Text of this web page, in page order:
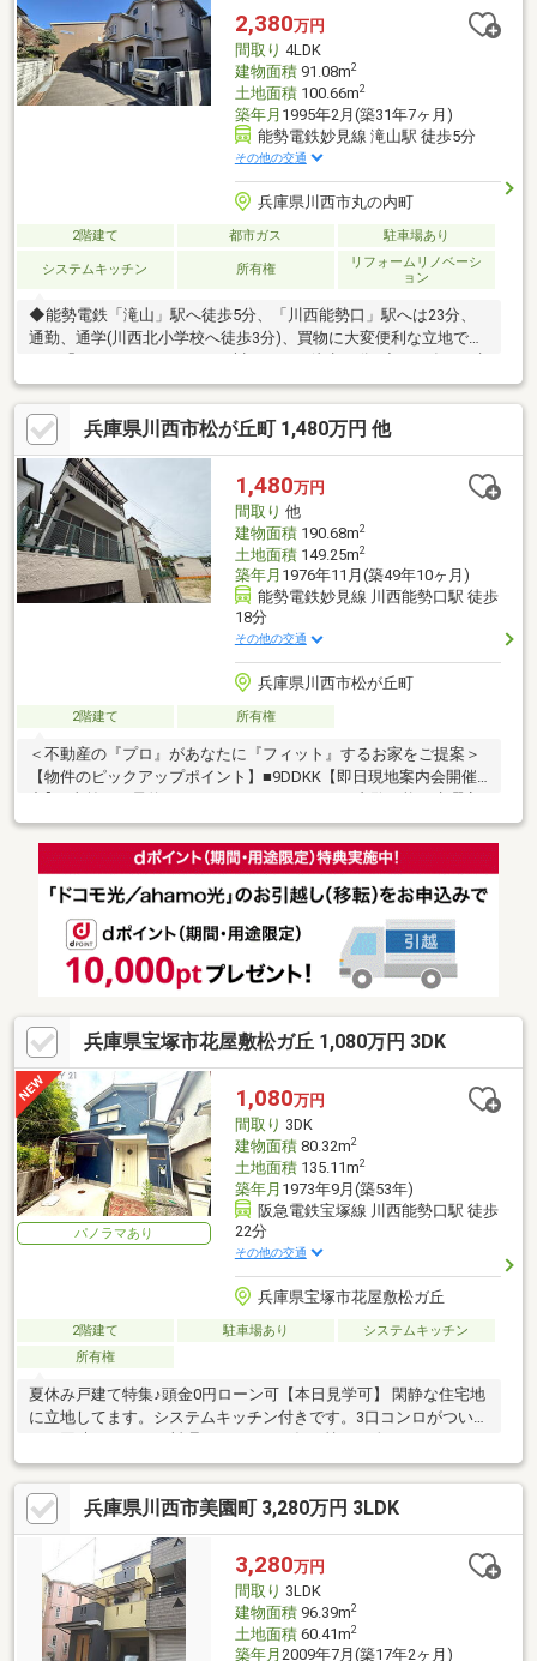
2,380万円
間取り 4LDK
建物面積91.08m2
土地面積100.66m2
築年月 1995年2月(築31年7ヶ月)
能勢電鉄妙見線 滝山駅 徒歩5分
その他の交通
兵庫県川西市丸の内町
2階建て 都市ガス 駐車場あり
システムキッチン 所有権
リフォームリノベーシ
ョン
◆能勢電鉄「滝山」駅へ徒歩5分、「川西能勢口」駅へは23分、
通勤、通学(川西北小学校へ徒歩3分)、買物に大変便利な立地で
す。「オアシスタウンキセラ川西」へは徒歩14分♪◆1995年2月建
築、駐車場サイズ 横幅2.8ｍ 奥行4.7ｍ◆東側が行き止まりのた
め、車両の往来がなく、とても静かな住環境♪◆室内はフルリフ
ォーム前提となります。新築用地としてもご検討くださいませ
♪【リフォーム履歴】・2024年…システムキッチン新調「ピタット
ハウス池田店」では、リフォーム＆リノベーションのご相談も大
歓迎で承ります♪
兵庫県川西市松が丘町 1,480万円 他
1,480万円
間取り 他
建物面積190.68m2
土地面積149.25m2
築年月 1976年11月(築49年10ヶ月)
能勢電鉄妙見線 川西能勢口駅 徒歩
18分
その他の交通
兵庫県川西市松が丘町
2階建て 所有権
＜不動産の『プロ』があなたに『フィット』するお家をご提案＞
【物件のピックアップポイント】■9DDKK【即日現地案内会開催
休）≪ご案内方法≫次のご案内方法からご指定下さい。◆現地集
合◆駅から送迎◆ご自宅から送迎◆ご来店ご指定いただきました
内容でお伺い致します。・時間があまり無いのだけど、、、・こ
の物件の中だけ見たい。・条件に近い物件をたくさん紹介して欲
付けください。
兵庫県宝塚市花屋敷松ガ丘 1,080万円 3DK
パノラマあり
1,080万円
間取り 3DK
建物面積80.32m2
土地面積135.11m2
築年月 1973年9月(築53年)
阪急電鉄宝塚線 川西能勢口駅 徒歩
22分
その他の交通
兵庫県宝塚市花屋敷松ガ丘
2階建て 駐車場あり
システムキッチン
所有権
夏休み戸建て特集♪頭金0円ローン可【本日見学可】 閑静な住宅地
に立地してます。システムキッチン付きです。3口コンロがついて
いて同時にたくさん料理ができるので毎日忙しい人におすすめで
す。
兵庫県川西市美園町 3,280万円 3LDK
3,280万円
間取り 3LDK
建物面積96.39m2
土地面積60.41m2
築年月 2009年7月(築17年2ヶ月)